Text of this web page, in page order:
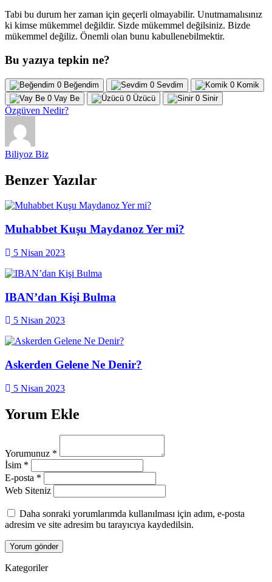
Tabi bu durum her zaman için geçerli olmayabilir. Unutmamalısınız
ki kimse mükemmel değildir. Sizde mükemmel değilsiniz. Bizde
mükemmel değiliz. Önemli olan bunu kabullenebilmektir.
Bu yazıya tepkin ne?
0 Beğendim 0 Sevdim 0 Komik
0 Vay Be 0 Üzücü 0 Sinir
Özgüven Nedir?
Biliyoz Biz
Benzer Yazılar
Muhabbet Kuşu Maydanoz Yer mi?
5 Nisan 2023
IBAN’dan Kişi Bulma
5 Nisan 2023
Askerden Gelene Ne Denir?
5 Nisan 2023
Yorum Ekle
Yorumunuz *
İsim *
E-posta *
Web Siteniz
Daha sonraki yorumlarımda kullanılması için adım, e-posta
adresim ve site adresim bu tarayıcıya kaydedilsin.
Kategoriler